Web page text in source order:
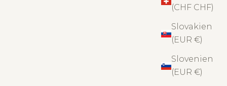
(CHF CHF)
Slovakien
(EUR €)
Slovenien
(EUR €)